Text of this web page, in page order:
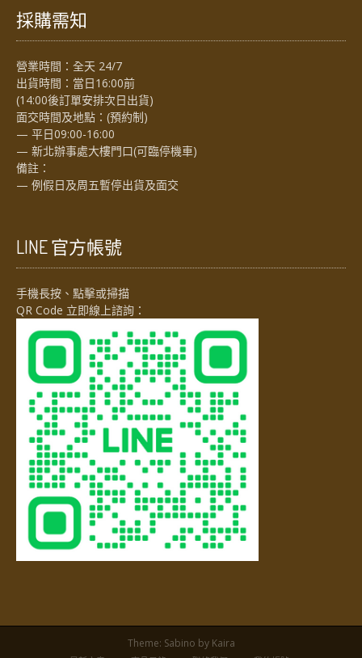
採購需知
營業時間：全天 24/7
出貨時間：當日16:00前
(14:00後訂單安排次日出貨)
面交時間及地點：(預約制)
— 平日09:00-16:00
— 新北辦事處大樓門口(可臨停機車)
備註：
— 例假日及周五暫停出貨及面交
LINE 官方帳號
手機長按、點擊或掃描
QR Code 立即線上諮詢：
Theme: Sabino by Kaira